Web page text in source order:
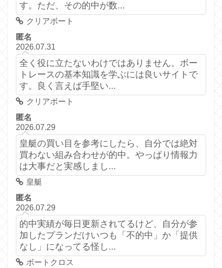
す。ただ、その的中が数...
クリアボート
匿名
2026.07.31
全く役に立たないわけではありません。ボー
トレースの基本知識を学ぶには良いサイトで
す。良く言えば手堅い...
クリアボート
匿名
2026.07.29
皇艇の買い目を参考にしたら、自分では絶対
買わない組み合わせが的中。やっぱり情報力
は大事だと実感しまし...
皇艇
匿名
2026.07.29
的中実績が毎日更新されてるけど、自分が参
加したプランだけいつも「不的中」か「提供
なし」になってる怪し...
ボートクロス